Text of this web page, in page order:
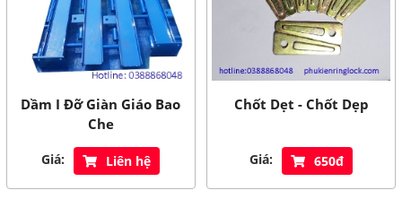
Dầm I Đỡ Giàn Giáo Bao
Che
Giá: Liên hệ
Chốt Dẹt - Chốt Dẹp
Giá: 650đ